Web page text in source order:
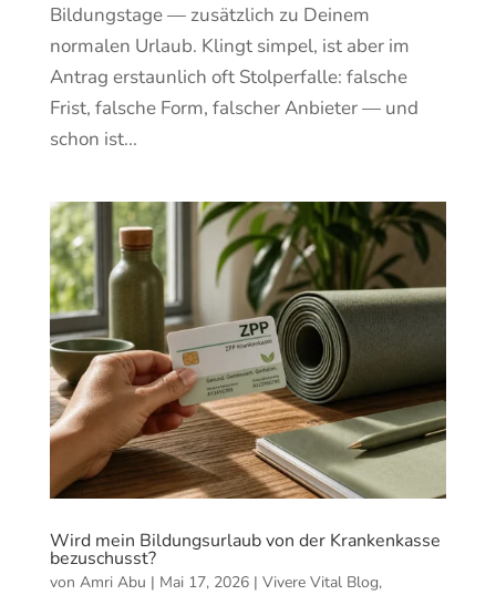
Bildungstage — zusätzlich zu Deinem
normalen Urlaub. Klingt simpel, ist aber im
Antrag erstaunlich oft Stolperfalle: falsche
Frist, falsche Form, falscher Anbieter — und
schon ist...
Wird mein Bildungsurlaub von der Krankenkasse
bezuschusst?
von Amri Abu | Mai 17, 2026| Vivere Vital Blog,